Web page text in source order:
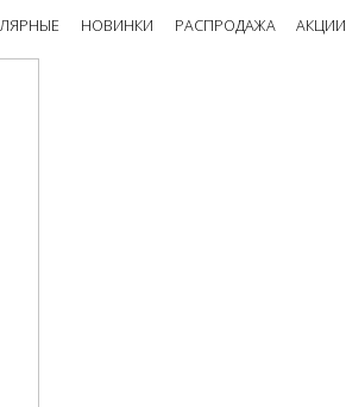
НОВИНКИ РАСПРОДАЖА АКЦИИ